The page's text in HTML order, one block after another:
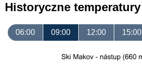
Historyczne temperatury
06:00 09:00 12:00 15:00